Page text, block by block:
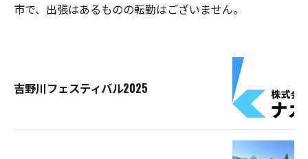
市で、出張はあるものの転勤はございません。
吉野川フェスティバル2025